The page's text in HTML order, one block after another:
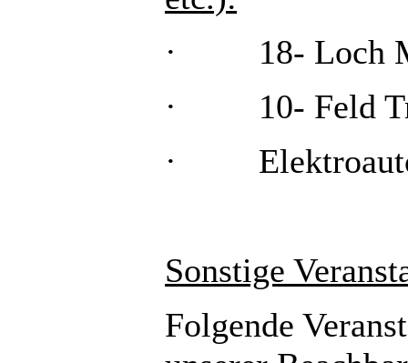
· 18- Loch
· 10- Feld
·
Sonstige
Folgende